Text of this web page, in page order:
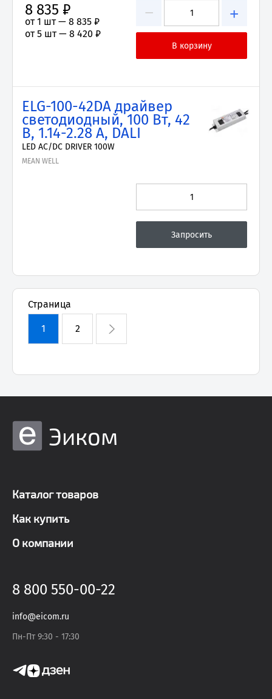
− +
8 835 ₽
от 1 шт — 8 835 ₽
от 5 шт — 8 420 ₽
ELG-100-42DA драйвер
светодиодный, 100 Вт, 42
В, 1.14-2.28 А, DALI
LED AC/DC DRIVER 100W
MEAN WELL
Страница
1 2
Эиком
Каталог товаров
Как купить
О компании
8 800 550-00-22
info@eicom.ru
Пн-Пт 9:30 - 17:30